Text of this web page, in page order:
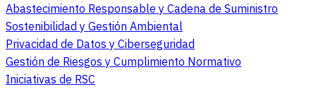
Abastecimiento Responsable y Cadena de Suministro
Sostenibilidad y Gestión Ambiental
Privacidad de Datos y Ciberseguridad
Gestión de Riesgos y Cumplimiento Normativo
Iniciativas de RSC